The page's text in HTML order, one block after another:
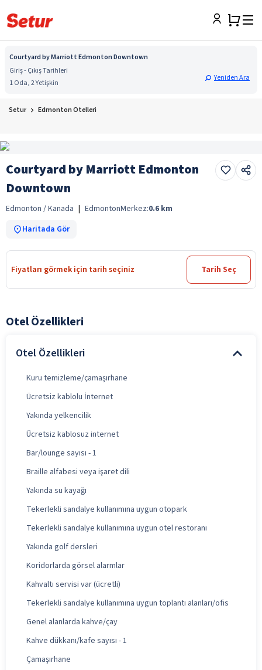
Courtyard by Marriott Edmonton Downtown
Giriş - Çıkış Tarihleri
1 Oda, 2 Yetişkin
Yeniden Ara
Setur Edmonton Otelleri
Courtyard by Marriott Edmonton
Downtown
Edmonton / Kanada | EdmontonMerkez:0.6 km
Haritada Gör
Fiyatları görmek için tarih seçiniz Tarih Seç
Otel Özellikleri
Otel Özellikleri
Kuru temizleme/çamaşırhane
Ücretsiz kablolu İnternet
Yakında yelkencilik
Ücretsiz kablosuz internet
Bar/lounge sayısı - 1
Braille alfabesi veya işaret dili
Yakında su kayağı
Tekerlekli sandalye kullanımına uygun otopark
Tekerlekli sandalye kullanımına uygun otel restoranı
Yakında golf dersleri
Koridorlarda görsel alarmlar
Kahvaltı servisi var (ücretli)
Tekerlekli sandalye kullanımına uygun toplantı alanları/ofis
Genel alanlarda kahve/çay
Kahve dükkanı/kafe sayısı - 1
Çamaşırhane